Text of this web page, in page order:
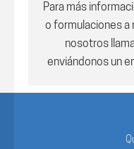
Para más
o formulaciones a
nosotros
enviándonos un